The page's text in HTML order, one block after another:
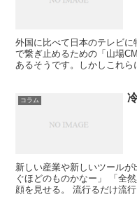
外国に比べて日本のテレビに
で繋ぎ止めるための「山場
あるそうです。しかしこれら
コラム
新しい産業や新しいツール
ぐほどのものかなー」 「全
顔を見せる。 流行るだけ流